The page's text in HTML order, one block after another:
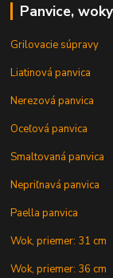
Panvice,
Grilovacie súpravy
Liatinová panvica
Nerezová panvica
Oceľová panvica
Smaltovaná panvica
Nepriľnavá panvica
Paella panvica
Wok, priemer: 31 cm
Wok, priemer: 36 cm